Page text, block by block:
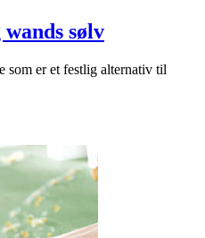
sølv
som er et festlig alternativ til